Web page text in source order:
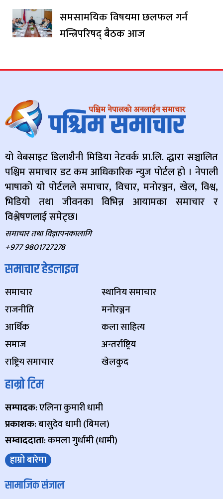
समसामयिक विषयमा छलफल गर्न
मन्त्रिपरिषद् बैठक आज
यो वेबसाइट डिलाशैनी मिडिया नेटवर्क प्रा.लि. द्धारा सञ्चालित
पश्चिम समाचार डट कम आधिकारिक न्युज पोर्टल हो । नेपाली
भाषाको यो पोर्टलले समाचार, विचार, मनोरञ्जन, खेल, विश्व,
भिडियो तथा जीवनका विभिन्न आयामका समाचार र
विश्लेषणलाई समेट्छ।
समाचार तथा विज्ञापनकालागि
+977 9801727278
समाचार हेडलाइन
समाचार
राजनीति
आर्थिक
समाज
राष्ट्रिय समाचार
स्थानिय समाचार
मनोरञ्जन
कला साहित्य
अन्तर्राष्ट्रिय
खेलकुद
हाम्रो टिम
सम्पादक: एलिना कुमारी धामी
प्रकाशक: बासुदेव धामी (बिमल)
सम्वाददाता: कमला गुर्धामी (धामी)
हाम्रो बारेमा
सामाजिक संजाल